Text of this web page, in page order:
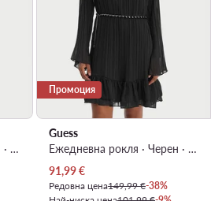
Ежедневна рокля · Черен · Мини
Промоция
Guess
Ежедневна рокля · Черен · Мини
Актуална цена
91,99€
Редовна цена149,99 €-38%